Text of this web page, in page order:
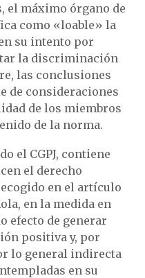
el máximo órgano de
como «loable» la
su intento por
la discriminación
las conclusiones
de consideraciones
de los miembros
de la norma.
el CGPJ, contiene
el derecho
en el artículo
en la medida en
efecto de generar
positiva y, por
lo general indirecta
en su